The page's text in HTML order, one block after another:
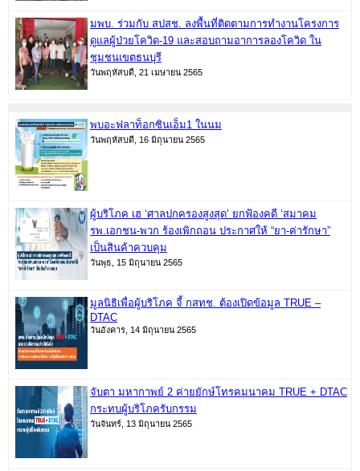
มพบ. ร่วมกับ สปสช. ลงพื้นที่ติดตามการทำงานโครงการ
ดูแลผู้ป่วยโควิด-19 และสอบถามอาการลองโควิด ใน
ชุมชนเขตธนบุรี
วันพฤหัสบดี, 21 เมษายน 2565
พบอะฟลาท็อกซินเอ็ม1 ในนม
วันพฤหัสบดี, 16 มิถุนายน 2565
ผู้บริโภค เฮ ‘ศาลปกครองสูงสุด’ ยกฟ้องคดี ‘สมาคม
รพ.เอกชน-พวก ร้องเพิกถอน ประกาศให้ “ยา-ค่ารักษา”
เป็นสินค้าควบคุม
วันพุธ, 15 มิถุนายน 2565
มูลนิธิเพื่อผู้บริโภค จี้ กสทช. ต้องเปิดข้อมูล TRUE –
DTAC
วันอังคาร, 14 มิถุนายน 2565
จับตา มหากาพย์ 2 ค่ายยักษ์โทรคมนาคม TRUE + DTAC
กระทบผู้บริโภครับกรรม
วันจันทร์, 13 มิถุนายน 2565